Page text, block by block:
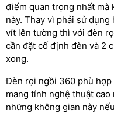
điểm quan trọng nhất mà
này. Thay vì phải sử
vít lên tường thì với đèn
cần đặt cố định đèn và 2
xong.
Đèn rọi ngồi 360 phù hợp
mang tính nghệ thuật
những không gian này